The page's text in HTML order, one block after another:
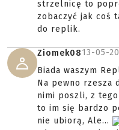
strzelnicę to
zobaczyć jak coś
do replik.
Ziomek0813-05-
Biada waszym
Na pewno rzesza
nimi poszli, z
to im się bardzo
nie ubiorą, Ale...